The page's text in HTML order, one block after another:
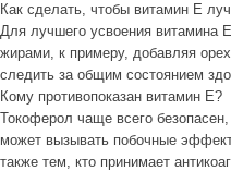
Как сделать, чтобы витамин Е
Для лучшего усвоения витамина
жирами, к примеру, добавляя
следить за общим состоянием
Кому противопоказан витамин Е?
Токоферол чаще всего
может вызывать побочные
также тем, кто принимает